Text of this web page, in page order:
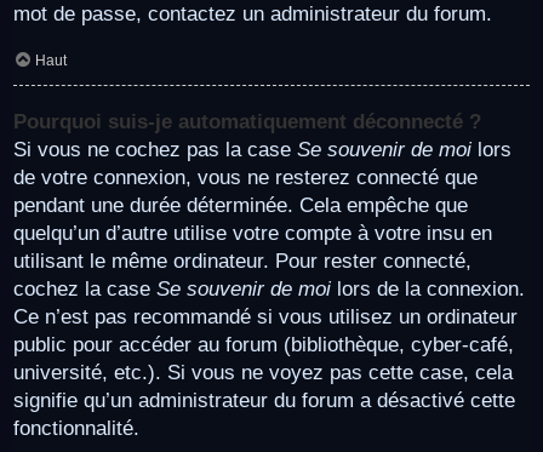
mot de passe, contactez un administrateur du forum.
Haut
Pourquoi suis-je automatiquement déconnecté ?
Si vous ne cochez pas la case Se souvenir de moi lors
de votre connexion, vous ne resterez connecté que
pendant une durée déterminée. Cela empêche que
quelqu’un d’autre utilise votre compte à votre insu en
utilisant le même ordinateur. Pour rester connecté,
cochez la case Se souvenir de moi lors de la connexion.
Ce n’est pas recommandé si vous utilisez un ordinateur
public pour accéder au forum (bibliothèque, cyber-café,
université, etc.). Si vous ne voyez pas cette case, cela
signifie qu’un administrateur du forum a désactivé cette
fonctionnalité.